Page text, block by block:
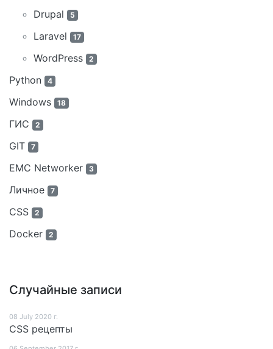
Drupal 5
Laravel 17
WordPress 2
Python 4
Windows 18
ГИС 2
GIT 7
EMC Networker 3
Личное 7
CSS 2
Docker 2
Случайные записи
08 July 2020 г.
CSS рецепты